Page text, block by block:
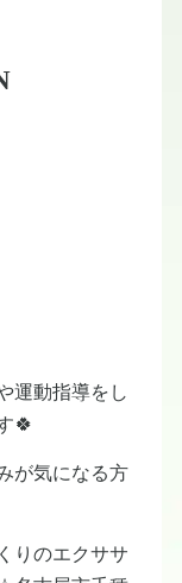
運動指導をし
🍀
が気になる方
りのエクササ